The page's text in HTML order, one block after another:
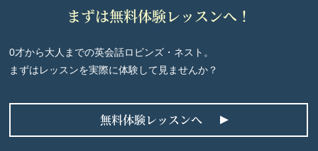
まずは無料体験レッスンへ！
0才から大人までの英会話ロビンズ・ネスト。
まずはレッスンを実際に体験して見ませんか？
無料体験レッスンへ